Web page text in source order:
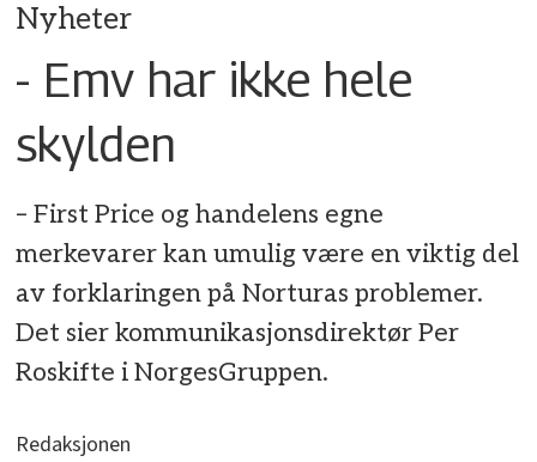
Nyheter
- Emv har ikke hele
skylden
– First Price og handelens egne
merkevarer kan umulig være en viktig del
av forklaringen på Norturas problemer.
Det sier kommunikasjonsdirektør Per
Roskifte i NorgesGruppen.
Redaksjonen